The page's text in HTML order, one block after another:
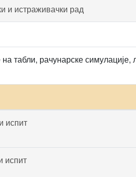
и истраживачки рад
табли, рачунарске симулације,
испит
испит